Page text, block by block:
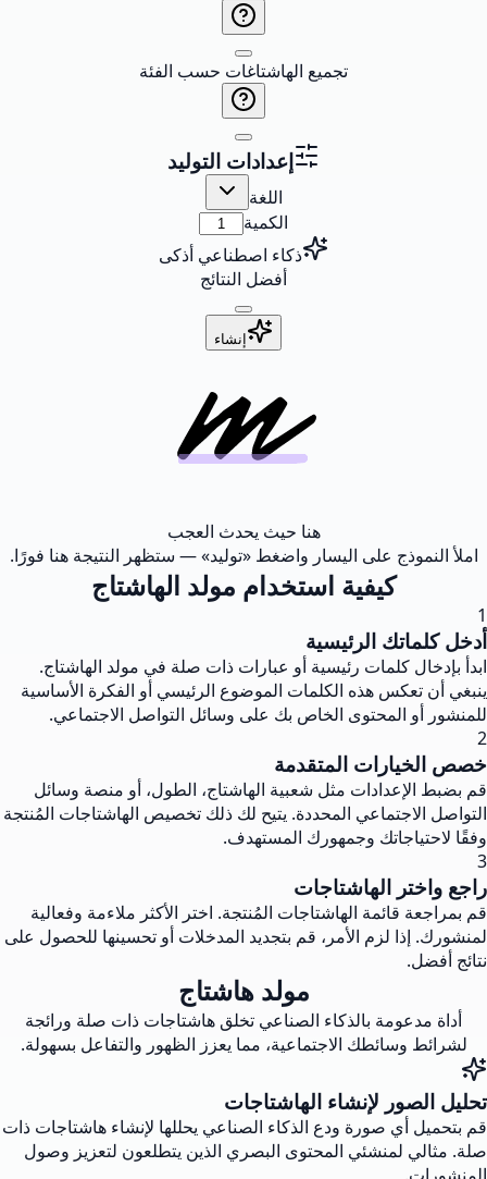
تجميع الهاشتاغات حسب الفئة
إعدادات التوليد
اللغة
الكمية
ذكاء اصطناعي أذكى
أفضل النتائج
إنشاء
هنا حيث يحدث العجب
املأ النموذج على اليسار واضغط «توليد» — ستظهر النتيجة هنا فورًا.
كيفية استخدام مولد الهاشتاج
1
أدخل كلماتك الرئيسية
ابدأ بإدخال كلمات رئيسية أو عبارات ذات صلة في مولد الهاشتاج.
ينبغي أن تعكس هذه الكلمات الموضوع الرئيسي أو الفكرة الأساسية
للمنشور أو المحتوى الخاص بك على وسائل التواصل الاجتماعي.
2
خصص الخيارات المتقدمة
قم بضبط الإعدادات مثل شعبية الهاشتاج، الطول، أو منصة وسائل
التواصل الاجتماعي المحددة. يتيح لك ذلك تخصيص الهاشتاجات المُنتجة
وفقًا لاحتياجاتك وجمهورك المستهدف.
3
راجع واختر الهاشتاجات
قم بمراجعة قائمة الهاشتاجات المُنتجة. اختر الأكثر ملاءمة وفعالية
لمنشورك. إذا لزم الأمر، قم بتجديد المدخلات أو تحسينها للحصول على
نتائج أفضل.
مولد هاشتاج
أداة مدعومة بالذكاء الصناعي تخلق هاشتاجات ذات صلة ورائجة
لشرائط وسائطك الاجتماعية، مما يعزز الظهور والتفاعل بسهولة.
تحليل الصور لإنشاء الهاشتاجات
قم بتحميل أي صورة ودع الذكاء الصناعي يحللها لإنشاء هاشتاجات ذات
صلة. مثالي لمنشئي المحتوى البصري الذين يتطلعون لتعزيز وصول